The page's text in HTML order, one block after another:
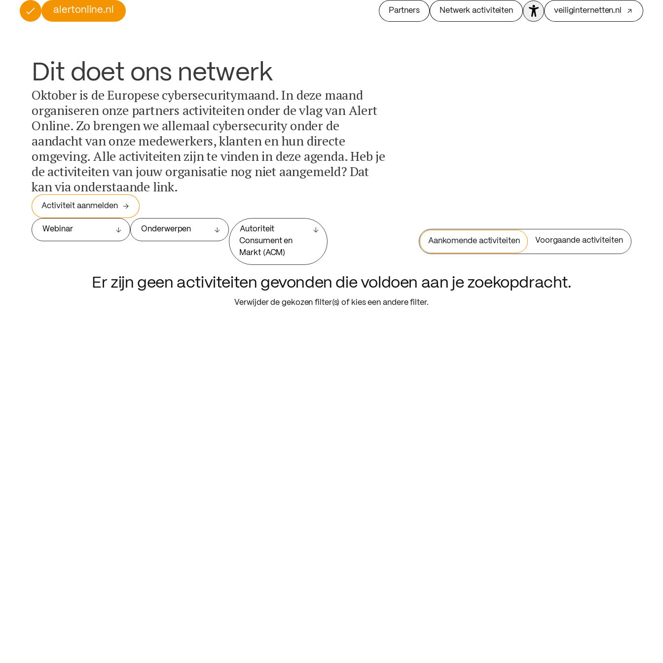
alertonline.nl Partners Netwerk activiteiten veiliginternetten.nl
Dit doet ons netwerk
Oktober is de Europese cybersecuritymaand. In deze maand
organiseren onze partners activiteiten onder de vlag van Alert
Online. Zo brengen we allemaal cybersecurity onder de
aandacht van onze medewerkers, klanten en hun directe
omgeving. Alle activiteiten zijn te vinden in deze agenda. Heb je
de activiteiten van jouw organisatie nog niet aangemeld? Dat
kan via onderstaande link.
Activiteit aanmelden
Webinar Onderwerpen
Autoriteit
Consument en
Markt (ACM)
Aankomende activiteiten Voorgaande activiteiten
Er zijn geen activiteiten gevonden die voldoen aan je zoekopdracht.
Verwijder de gekozen filter(s) of kies een andere filter.